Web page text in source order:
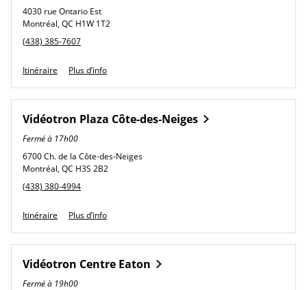
4030 rue Ontario Est
Montréal, QC H1W 1T2
phone
(438) 385-7607
Itinéraire Link Opens in New Tab
Plus d’info
Vidéotron Plaza Côte-des-Neiges
Fermé à 17h00
6700 Ch. de la Côte-des-Neiges
Montréal, QC H3S 2B2
phone
(438) 380-4994
Itinéraire Link Opens in New Tab
Plus d’info
Vidéotron Centre Eaton
Fermé à 19h00